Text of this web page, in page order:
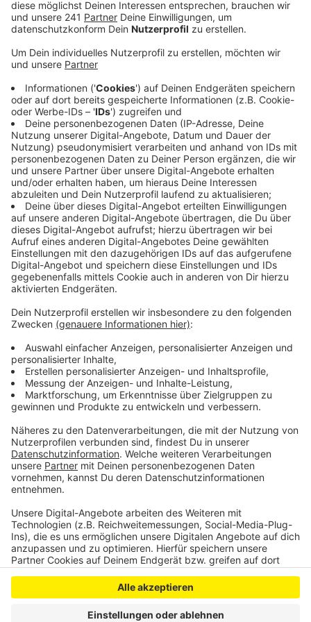
Anzeige
Rad gestern Vormittag auf der Endenicher Allee
auf dem Fahrradstreifen unterwegs, neben ihm
Kaufmannstraße ist der Sprinter nach Angaben
hat dabei den 57-Jährigen auf seinem Rad
umgefahren.
Veröffentlicht:Freitag, 10.07.2020 16:47
Anzeige
Der wurde nur leicht verletzt, musste aber dennoch
per Rettungswagen ins Krankenhaus gebracht werden.
Der 21-Jährige Fahrer des Transporters gab an, dass
bittet erneut alle Auto- und LWK-Fahrer, immer an den
Schulterblick zu denken, in die Spiegel zu sehen und
stets rechtzeitig den Blinker zu setzen.
DoS
Anzeige
Anzeige